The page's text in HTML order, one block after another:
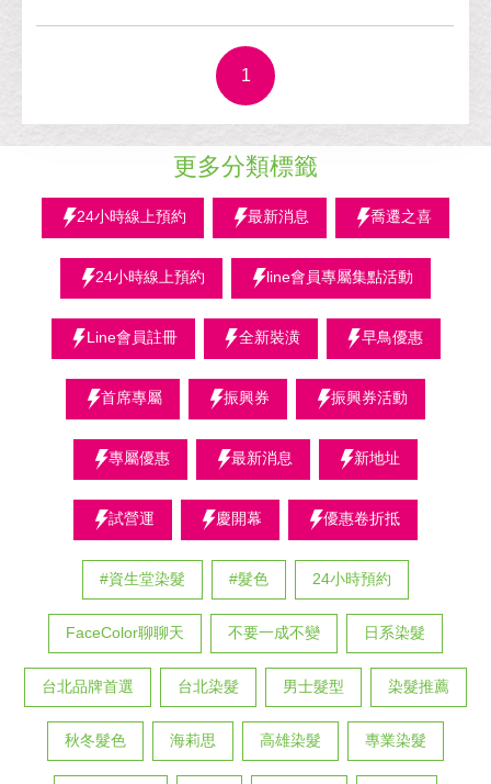
1
更多分類標籤
24小時線上預約 最新消息 喬遷之喜
24小時線上預約 line會員專屬集點活動
Line會員註冊 全新裝潢 早鳥優惠
首席專屬 振興券 振興券活動
專屬優惠 最新消息 新地址
試營運 慶開幕 優惠卷折抵
#資生堂染髮 #髮色 24小時預約
FaceColor聊聊天 不要一成不變 日系染髮
台北品牌首選 台北染髮 男士髮型 染髮推薦
秋冬髮色 海莉思 高雄染髮 專業染髮